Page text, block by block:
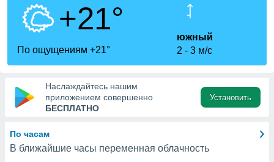
Вы можете
к этому
доступ
+21°
По ощущениям +21°
южный
2
3 м/с
Наслаждайтесь нашим
приложением совершенно
БЕСПЛАТНО
Установить
По часам
В ближайшие часы переменная облачность